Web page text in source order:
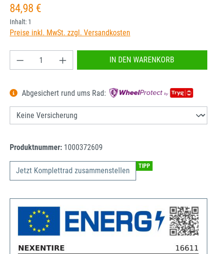
Regulärer Preis:
84,98 €
Inhalt: 1
Preise inkl. MwSt. zzgl. Versandkosten
Produkt Anzahl: Gib den gewünschten Wert
IN DEN WARENKORB
Abgesichert rund ums Rad:
Produktnummer: 1000372609
Jetzt Komplettrad zusammenstellen TIPP